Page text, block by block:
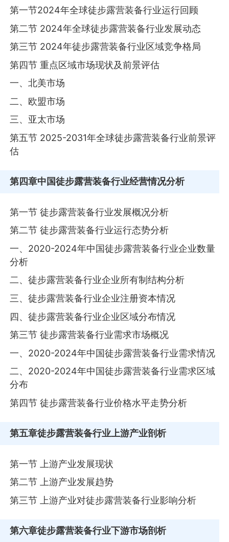
第一节2024年全球徒步露营装备行业运行回顾
第二节 2024年全球徒步露营装备行业发展动态
第三节 2024年徒步露营装备行业区域竞争格局
第四节 重点区域市场现状及前景评估
一、北美市场
二、欧盟市场
三、亚太市场
第五节 2025-2031年全球徒步露营装备行业前景评
估
第四章中国徒步露营装备行业经营情况分析
第一节 徒步露营装备行业发展概况分析
第二节 徒步露营装备行业运行态势分析
一、2020-2024年中国徒步露营装备行业企业数量
分析
二、徒步露营装备行业企业所有制结构分析
三、徒步露营装备行业企业注册资本情况
四、徒步露营装备行业企业区域分布情况
第三节 徒步露营装备行业需求市场概况
一、2020-2024年中国徒步露营装备行业需求情况
二、2020-2024年中国徒步露营装备行业需求区域
分布
第四节 徒步露营装备行业价格水平走势分析
第五章徒步露营装备行业上游产业剖析
第一节 上游产业发展现状
第二节 上游产业发展趋势
第三节 上游产业对徒步露营装备行业影响分析
第六章徒步露营装备行业下游市场剖析